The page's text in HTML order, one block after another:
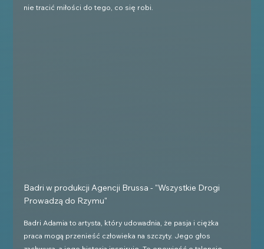
nie tracić miłości do tego, co się robi.
Badri w produkcji Agencji Brussa - "Wszystkie Drogi
Prowadzą do Rzymu"
Badri Adamia to artysta, który udowadnia, że pasja i ciężka
praca mogą przenieść człowieka na szczyty. Jego głos